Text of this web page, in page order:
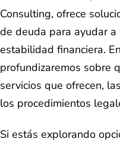
Consulting, ofrece
de deuda para ayudar
estabilidad financiera.
profundizaremos sobre
servicios que ofrecen,
los procedimientos
Si estás explorando